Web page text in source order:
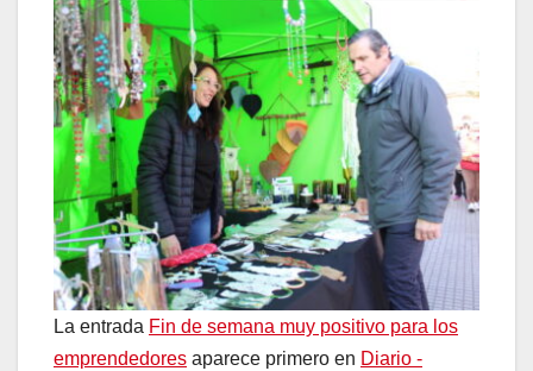
La entrada Fin de semana muy positivo para los
emprendedores aparece primero en Diario -